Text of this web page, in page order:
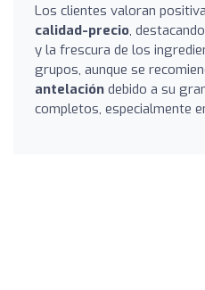
Los clientes valoran
calidad-precio,
y la frescura de los
grupos, aunque se
antelación debido a su
completos, especialmente